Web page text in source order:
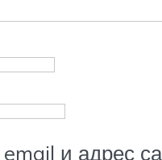
и адрес